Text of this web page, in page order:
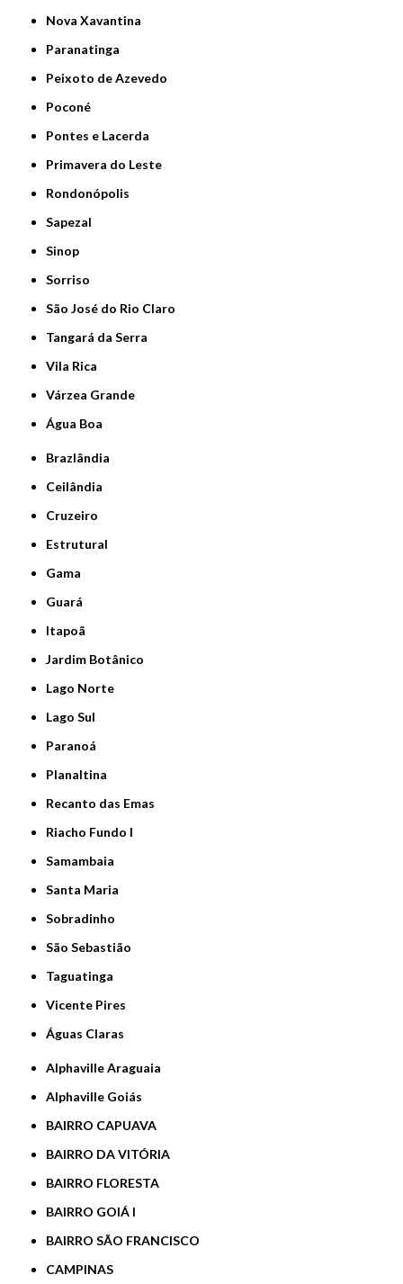
Nova Xavantina
Paranatinga
Peixoto de Azevedo
Poconé
Pontes e Lacerda
Primavera do Leste
Rondonópolis
Sapezal
Sinop
Sorriso
São José do Rio Claro
Tangará da Serra
Vila Rica
Várzea Grande
Água Boa
Brazlândia
Ceilândia
Cruzeiro
Estrutural
Gama
Guará
Itapoã
Jardim Botânico
Lago Norte
Lago Sul
Paranoá
Planaltina
Recanto das Emas
Riacho Fundo I
Samambaia
Santa Maria
Sobradinho
São Sebastião
Taguatinga
Vicente Pires
Águas Claras
Alphaville Araguaia
Alphaville Goiás
BAIRRO CAPUAVA
BAIRRO DA VITÓRIA
BAIRRO FLORESTA
BAIRRO GOIÁ I
BAIRRO SÃO FRANCISCO
CAMPINAS